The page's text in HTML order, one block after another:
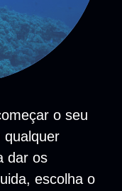
o seu
qualquer
dar os
escolha o